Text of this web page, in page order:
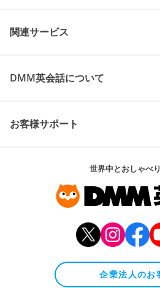
関連サービス
DMM英会話について
お客様サポート
世界中とおしゃべ
企業法人のお